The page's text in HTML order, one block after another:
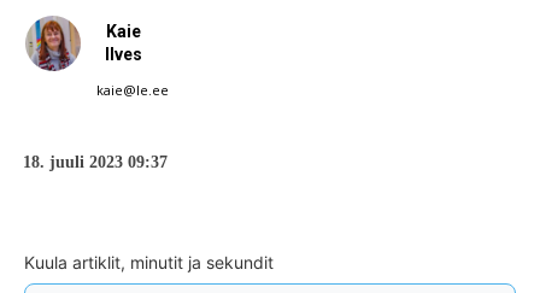
Kaie
Ilves
kaie@le.ee
18. juuli 2023 09:37
Kuula artiklit, minutit ja sekundit